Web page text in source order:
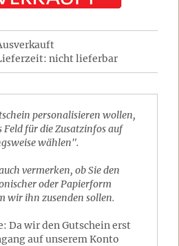
nicht lieferbar
personalisieren wollen,
Feld für die Zusatzinfos auf
wählen".
vermerken, ob Sie den
oder Papierform
wir ihn zusenden sollen.
Da wir den Gutschein erst
auf unserem Konto